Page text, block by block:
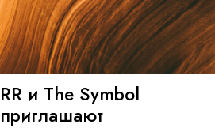
RR и The Symbol
приглашают